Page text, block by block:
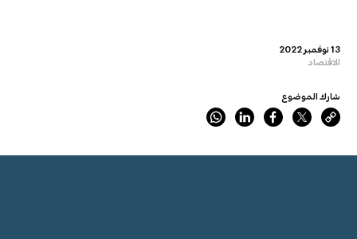
13 نوفمبر 2022
الاقتصاد
شارك الموضوع